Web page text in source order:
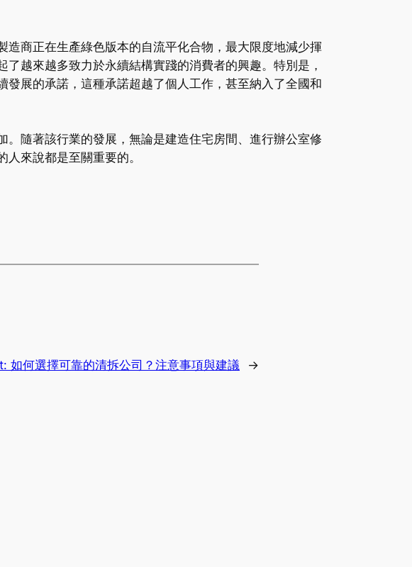
商正在生產綠色版本的自流平化合物，最大限度地減少揮
越來越多致力於永續結構實踐的消費者的興趣。特別是，
展的承諾，這種承諾超越了個人工作，甚至納入了全國和
隨著該行業的發展，無論是建造住宅房間、進行辦公室修
來說都是至關重要的。
如何選擇可靠的清拆公司？注意事項與建議 →